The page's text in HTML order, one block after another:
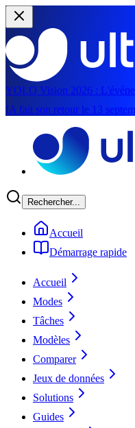
YOLO Vision 2026 :
IA fait son retour le 13
Rechercher...
Accueil
Démarrage rapide
Accueil
Modes
Tâches
Modèles
Comparer
Jeux de données
Solutions
Guides